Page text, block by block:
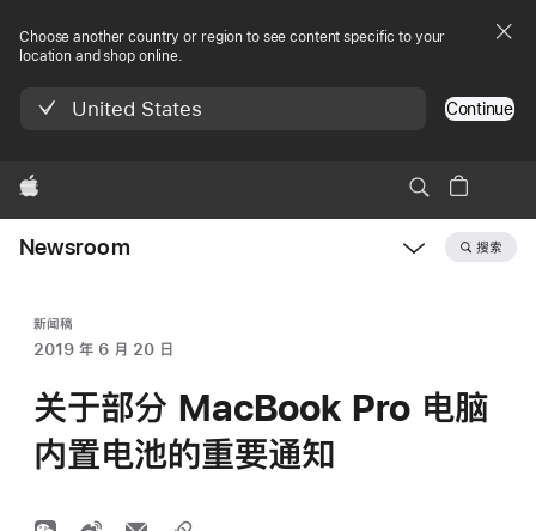
Choose another country or region to see content specific to your
location and shop online.
United States Continue
Apple
Newsroom 搜索
新闻稿
2019 年 6 月 20 日
关于部分 MacBook Pro 电脑
内置电池的重要通知